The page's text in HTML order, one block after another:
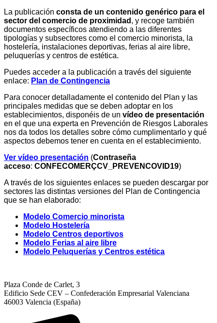
La publicación consta de un contenido genérico para el
sector del comercio de proximidad , y recoge también
documentos específicos atendiendo a las diferentes
tipologías y subsectores como el comercio minorista, la
hostelería, instalaciones deportivas, ferias al aire libre,
peluquerías y centros de estética.
Puedes acceder a la publicación a través del siguiente
enlace: Plan de Contingencia
Para conocer detalladamente el contenido del Plan y las
principales medidas que se deben adoptar en los
establecimientos, disponéis de un vídeo de presentación
en el que una experta en Prevención de Riesgos Laborales
nos da todos los detalles sobre cómo cumplimentarlo y qué
aspectos debemos tener en cuenta en el establecimiento.
Ver vídeo presentación (Contraseña
acceso: CONFECOMERÇCV_ PREVENCOVID19)
A través de los siguientes enlaces se pueden descargar por
sectores las distintas versiones del Plan de Contingencia
que se han elaborado:
Modelo Comercio minorista
Modelo Hostelería
Modelo Centros deportivos
Modelo Ferias al aire libre
Modelo Peluquerías y Centros estética
Plaza Conde de Carlet, 3
Edificio Sede CEV – Confederación Empresarial Valenciana
46003 Valencia (España)